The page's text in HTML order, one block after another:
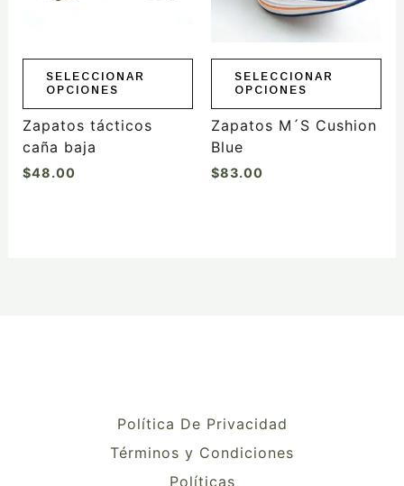
SELECCIONAR
OPCIONES
pueden
elegir
la
página
de
producto
Zapatos tácticos
caña baja
$48.00
SELECCIONAR
OPCIONES
opciones
pueden
elegir
la
página
de
producto
Zapatos M´S Cushion
Blue
$83.00
Política De Privacidad
Términos y Condiciones
Políticas